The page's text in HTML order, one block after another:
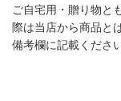
ご自宅用・贈り物と
際は当店から商品と
備考欄に記載ください